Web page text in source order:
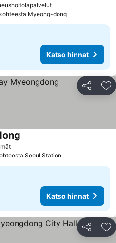
Myeong-dong
Katso hinnat
Jaa
Seoul Station
Katso hinnat
Jaa